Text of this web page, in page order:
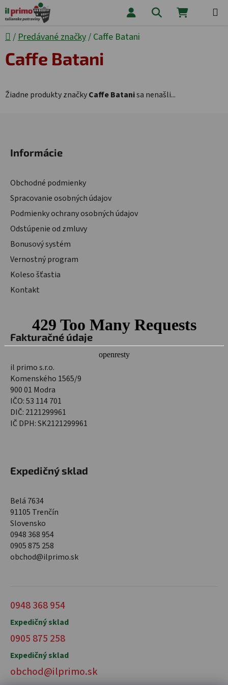
Prejsť na obsah Hľadať
Domov
/ Predávané značky/ Caffe Batani
Caffe Batani
Žiadne produkty značkyCaffe Batanisa nenašli...
Informácie
Obchodné podmienky
Spracovanie osobných údajov
Podmienky ochrany osobných údajov
Odstúpenie od zmluvy
Bonusový systém
Vernostný program
Koleso šťastia
Kontakt
Fakturačné údaje
il primo s.r.o.
Komenského 1565/9
900 01 Modra
IČO: 53 114 701
DIČ: 2121299961
IČ DPH: SK2121299961
Expedičný sklad
Belá 7634
91105 Trenčín
Slovensko
0948 368 954
0905 875 258
obchod@ilprimo.sk
0948 368 954
Expedičný sklad
0905 875 258
Expedičný sklad
obchod@ilprimo.sk